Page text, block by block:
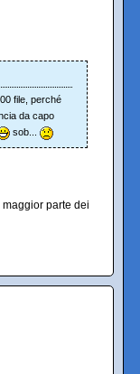
file, perché
da capo
sob...
parte dei